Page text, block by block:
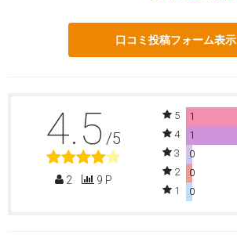
口コミ投稿フォーム表示
4.5 /5
2 9 P
5
1
4
1
3
0
2
0
1
0